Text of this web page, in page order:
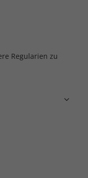
Regularien zu